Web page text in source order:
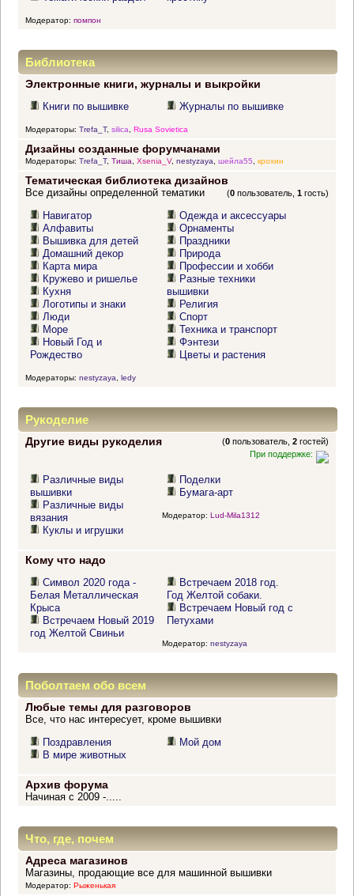
Модератор: помпон
Библиотека
Электронные книги, журналы и выкройки
Книги по вышивке Журналы по вышивке
Модераторы: Trefa_T, silica Rusa Sovietica
Дизайны созданные форумчанами
Модераторы: Trefa_T, Тиша, Xsenia_V, nestyzaya, шейла55, крохин
Тематическая библиотека дизайнов
(0 пользователь,1 гость)
Все дизайны определенной тематики
Навигатор
Алфавиты
Вышивка для детей
Домашний декор
Карта мира
Кружево и ришелье
Кухня
Логотипы и знаки
Люди
Море
Новый Год и
Рождество
Одежда и аксессуары
Орнаменты
Праздники
Природа
Профессии и хобби
Разные техники
вышивки
Религия
Спорт
Техника и транспорт
Фэнтези
Цветы и растения
Модераторы: nestyzaya ledy
Рукоделие
Другие виды рукоделия (0 пользователь,2 гостей)
При поддержке:
Различные виды
вышивки
Различные виды
вязания
Куклы и игрушки
Поделки
Бумага-арт
Модератор: Lud-Mila1312
Кому что надо
Символ 2020 года -
Белая Металлическая
Крыса
Встречаем Новый 2019
год Желтой Свиньи
Встречаем 2018 год.
Год Желтой собаки.
Встречаем Новый год с
Петухами
Модератор: nestyzaya
Поболтаем обо всем
Любые темы для разговоров
Все, что нас интересует, кроме вышивки
Поздравления
В мире животных
Мой дом
Архив форума
Начиная с 2009 -.....
Что, где, почем
Адреса магазинов
Магазины, продающие все для машинной вышивки
Модератор: Рыженькая